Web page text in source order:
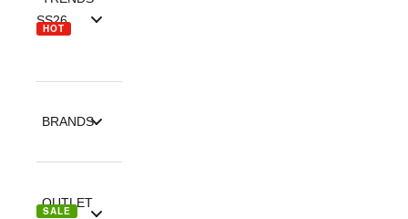
SS26
HOT
BRANDS
OUTLET
SALE